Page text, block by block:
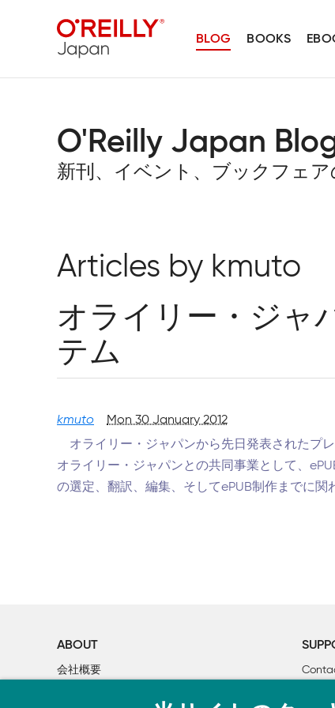
BLOG BOOKS
O'Reilly Japan
新刊、イベント、ブックフェ
Articles by kmuto
オライリー・ジャ
テム
kmuto
Mon 30 January 2012
オライリー・ジャパンから先日発表されたプ
オライリー・ジャパンとの共同事業として、
の選定、翻訳、編集、そしてePUB制作までに
ABOUT
会社概要